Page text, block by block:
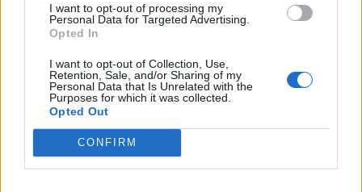
I want to opt-out of processing my
Personal Data for Targeted Advertising.
Opted In
I want to opt-out of Collection, Use,
Retention, Sale, and/or Sharing of my
Personal Data that Is Unrelated with the
Purposes for which it was collected.
Opted Out
CONFIRM
NOVINKY
Obděnice vzpomínaly na filmovou legendu
6. 8. 2026